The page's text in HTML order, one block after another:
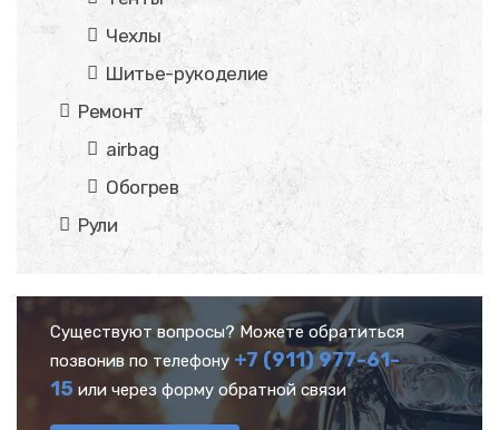
Чехлы
Шитье-рукоделие
Ремонт
airbag
Обогрев
Рули
Существуют вопросы? Можете обратиться
позвонив по телефону +7 (911) 977-61-
15 или через форму обратной связи